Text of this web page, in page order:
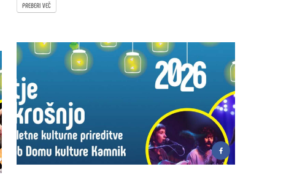
PREBERI VEČ